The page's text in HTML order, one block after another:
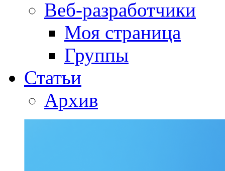
Веб-разработчики
Моя страница
Группы
Статьи
Архив